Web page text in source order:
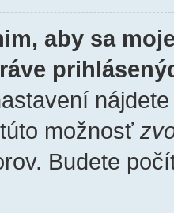
aby sa
možnosť
Budete